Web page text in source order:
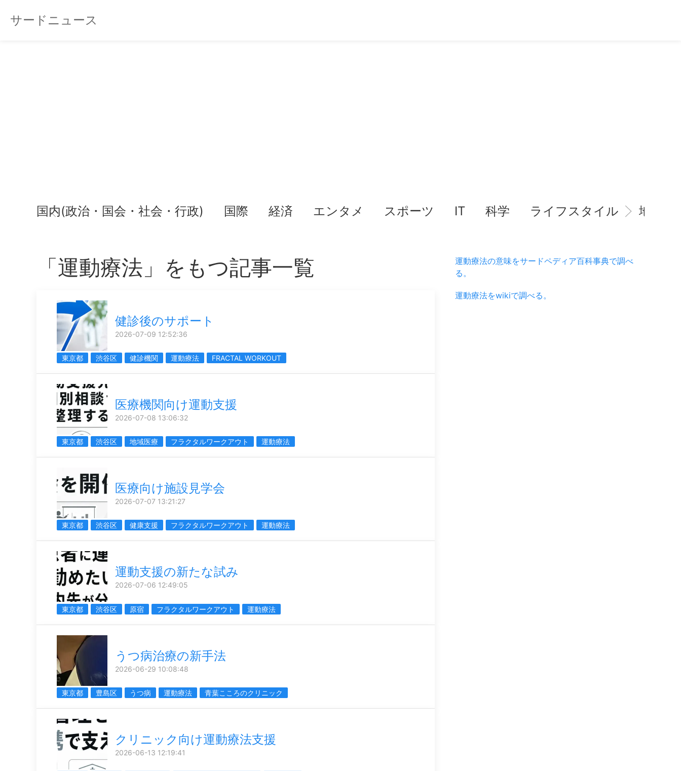
サードニュース
国内(政治・国会・社会・行政) 国際 経済 エンタメ スポーツ IT 科学 ライフスタイル 地域情
「運動療法」をもつ記事一覧
健診後のサポート
2026-07-09 12:52:36
東京都 渋谷区 健診機関 運動療法 FRACTAL WORKOUT
医療機関向け運動支援
2026-07-08 13:06:32
東京都 渋谷区 地域医療 フラクタルワークアウト 運動療法
医療向け施設見学会
2026-07-07 13:21:27
東京都 渋谷区 健康支援 フラクタルワークアウト 運動療法
運動支援の新たな試み
2026-07-06 12:49:05
東京都 渋谷区 原宿 フラクタルワークアウト 運動療法
うつ病治療の新手法
2026-06-29 10:08:48
東京都 豊島区 うつ病 運動療法 青葉こころのクリニック
クリニック向け運動療法支援
2026-06-13 12:19:41
運動療法の意味をサードペディア百科事典で調べ
る。
運動療法をwikiで調べる。